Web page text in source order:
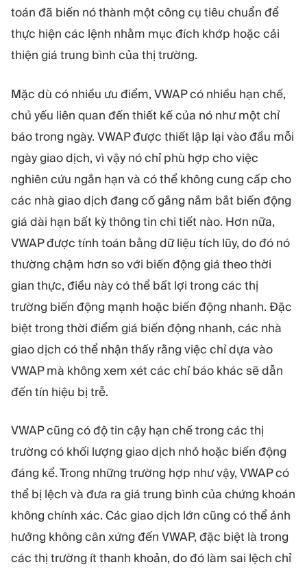
toán đã biến nó thành một công cụ tiêu chuẩn để
thực hiện các lệnh nhằm mục đích khớp hoặc cải
thiện giá trung bình của thị trường.
Mặc dù có nhiều ưu điểm, VWAP có nhiều hạn chế,
chủ yếu liên quan đến thiết kế của nó như một chỉ
báo trong ngày. VWAP được thiết lập lại vào đầu mỗi
ngày giao dịch, vì vậy nó chỉ phù hợp cho việc
nghiên cứu ngắn hạn và có thể không cung cấp cho
các nhà giao dịch đang cố gắng nắm bắt biến động
giá dài hạn bất kỳ thông tin chi tiết nào. Hơn nữa,
VWAP được tính toán bằng dữ liệu tích lũy, do đó nó
thường chậm hơn so với biến động giá theo thời
gian thực, điều này có thể bất lợi trong các thị
trường biến động mạnh hoặc biến động nhanh. Đặc
biệt trong thời điểm giá biến động nhanh, các nhà
giao dịch có thể nhận thấy rằng việc chỉ dựa vào
VWAP mà không xem xét các chỉ báo khác sẽ dẫn
đến tín hiệu bị trễ.
VWAP cũng có độ tin cậy hạn chế trong các thị
trường có khối lượng giao dịch nhỏ hoặc biến động
đáng kể. Trong những trường hợp như vậy, VWAP có
thể bị lệch và đưa ra giá trung bình của chứng khoán
không chính xác. Các giao dịch lớn cũng có thể ảnh
hưởng không cân xứng đến VWAP, đặc biệt là trong
các thị trường ít thanh khoản, do đó làm sai lệch chỉ